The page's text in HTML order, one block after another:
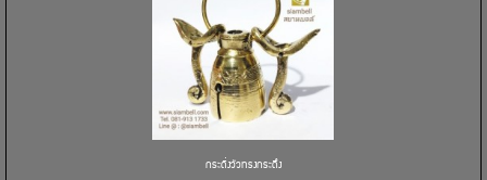
กระดิ่งวัวทรงกระดึง